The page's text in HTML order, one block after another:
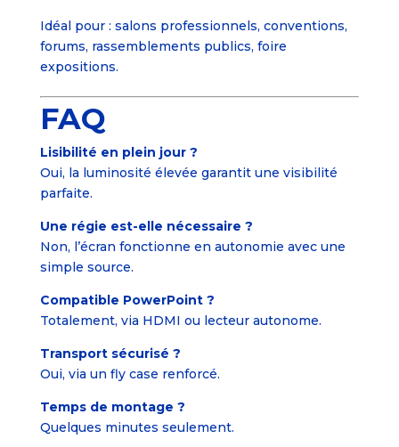
Idéal pour : salons professionnels, conventions,
forums, rassemblements publics, foire
expositions.
FAQ
Lisibilité en plein jour ?
Oui, la luminosité élevée garantit une visibilité
parfaite.
Une régie est-elle nécessaire ?
Non, l’écran fonctionne en autonomie avec une
simple source.
Compatible PowerPoint ?
Totalement, via HDMI ou lecteur autonome.
Transport sécurisé ?
Oui, via un fly case renforcé.
Temps de montage ?
Quelques minutes seulement.